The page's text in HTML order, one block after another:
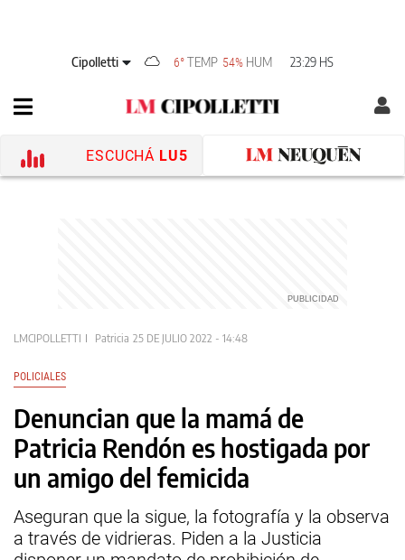
Cipolletti 6° TEMP 54% HUM 23:29 HS
ESCUCHÁ LU5
LMCIPOLLETTI Patricia 25 DE JULIO 2022 - 14:48
POLICIALES
Denuncian que la mamá de
Patricia Rendón es hostigada por
un amigo del femicida
Aseguran que la sigue, la fotografía y la observa
a través de vidrieras. Piden a la Justicia